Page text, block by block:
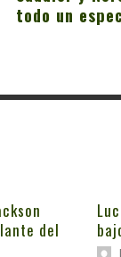
todo un
del